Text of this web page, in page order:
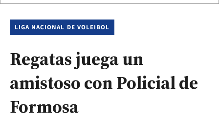
LIGA NACIONAL DE VOLEIBOL
Regatas juega un
amistoso con Policial de
Formosa